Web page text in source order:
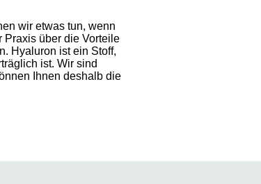
wir etwas tun, wenn
Praxis über die Vorteile
Hyaluron ist ein Stoff,
ist. Wir sind
Ihnen deshalb die